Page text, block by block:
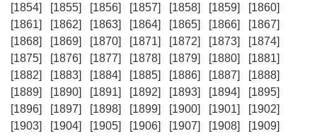
[1854]
[1855] [1856] [1857] [1858] [1859]
[1860]
[1861]
[1862] [1863] [1864] [1865] [1866]
[1867]
[1868]
[1869] [1870] [1871] [1872] [1873]
[1874]
[1875]
[1876] [1877] [1878] [1879] [1880]
[1881]
[1882]
[1883] [1884] [1885] [1886] [1887]
[1888]
[1889]
[1890] [1891] [1892] [1893] [1894]
[1895]
[1896]
[1897] [1898] [1899] [1900] [1901]
[1902]
[1903]
[1904] [1905] [1906] [1907] [1908]
[1909]